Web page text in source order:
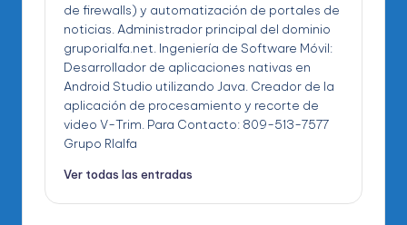
de firewalls) y automatización de portales de
noticias. Administrador principal del dominio
gruporialfa.net. Ingeniería de Software Móvil:
Desarrollador de aplicaciones nativas en
Android Studio utilizando Java. Creador de la
aplicación de procesamiento y recorte de
video V-Trim. Para Contacto: 809-513-7577
Grupo RIalfa
Ver todas las entradas